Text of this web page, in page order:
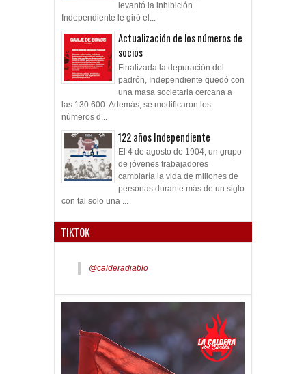
levantó la inhibición.
Independiente le giró el...
Actualización de los números de
socios
Finalizada la depuración del
padrón, Independiente quedó con
una masa societaria cercana a
las 130.600. Además, se modificaron los
números d...
122 años Independiente
El 4 de agosto de 1904, un grupo
de jóvenes trabajadores
cambiaría la vida de millones de
personas durante más de un siglo
con tal solo una ...
TIKTOK
@calderadiablo